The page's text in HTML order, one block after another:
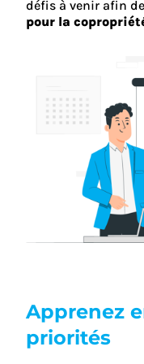
défis à venir afin de
pour la
Apprenez
priorités